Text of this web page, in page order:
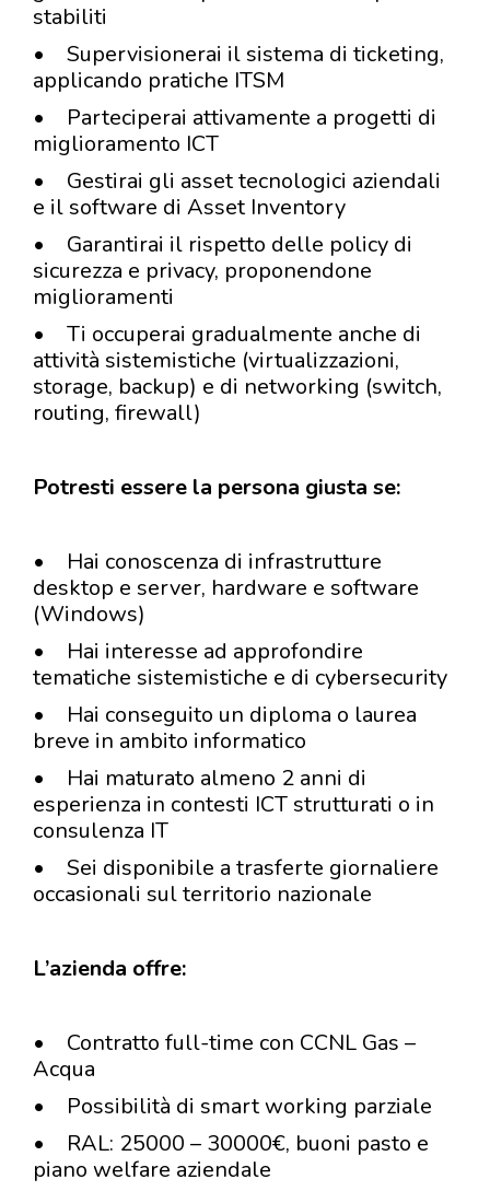
stabiliti
• Supervisionerai il sistema di ticketing,
applicando pratiche ITSM
• Parteciperai attivamente a progetti di
miglioramento ICT
• Gestirai gli asset tecnologici aziendali
e il software di Asset Inventory
• Garantirai il rispetto delle policy di
sicurezza e privacy, proponendone
miglioramenti
• Ti occuperai gradualmente anche di
attività sistemistiche (virtualizzazioni,
storage, backup) e di networking (switch,
routing, firewall)
Potresti essere la persona giusta se:
• Hai conoscenza di infrastrutture
desktop e server, hardware e software
(Windows)
• Hai interesse ad approfondire
tematiche sistemistiche e di cybersecurity
• Hai conseguito un diploma o laurea
breve in ambito informatico
• Hai maturato almeno 2 anni di
esperienza in contesti ICT strutturati o in
consulenza IT
• Sei disponibile a trasferte giornaliere
occasionali sul territorio nazionale
L’azienda offre:
• Contratto full-time con CCNL Gas –
Acqua
• Possibilità di smart working parziale
• RAL: 25000 – 30000€, buoni pasto e
piano welfare aziendale